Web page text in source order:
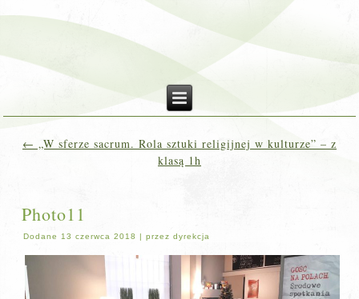
← „W sferze sacrum. Rola sztuki religijnej w kulturze” – z
klasą 1h
Photo11
Dodane 13 czerwca 2018 |przez dyrekcja